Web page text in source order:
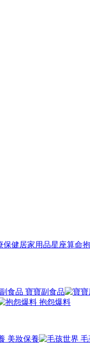
保健居家用品星座算命
寶寶副食品
抱怨爆料
美妝保養 毛